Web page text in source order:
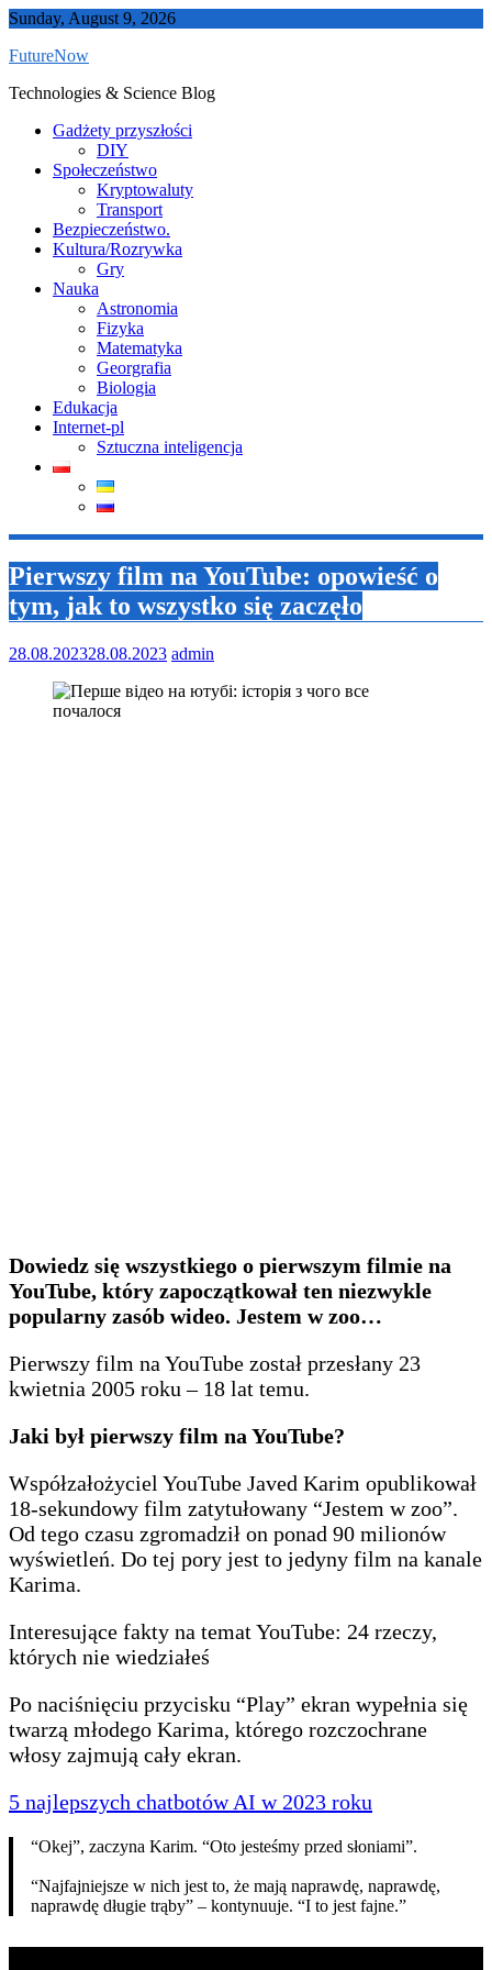
Skip
content
Sunday, August 9, 2026
FutureNow
Technologies & Science Blog
Gadżety przyszłości
DIY
Społeczeństwo
Kryptowaluty
Transport
Bezpieczeństwo.
Kultura/Rozrywka
Gry
Nauka
Astronomia
Fizyka
Matematyka
Georgrafia
Biologia
Edukacja
Internet-pl
Sztuczna inteligencja
Pierwszy film na YouTube: opowieść o
tym, jak to wszystko się zaczęło
28.08.202328.08.2023 admin
Dowiedz się wszystkiego o pierwszym filmie na
YouTube, który zapoczątkował ten niezwykle
popularny zasób wideo. Jestem w zoo…
Pierwszy film na YouTube został przesłany 23
kwietnia 2005 roku – 18 lat temu.
Jaki był pierwszy film na YouTube?
Współzałożyciel YouTube Javed Karim opublikował
18-sekundowy film zatytułowany “Jestem w zoo”.
Od tego czasu zgromadził on ponad 90 milionów
wyświetleń. Do tej pory jest to jedyny film na kanale
Karima.
Interesujące fakty na temat YouTube: 24 rzeczy,
których nie wiedziałeś
Po naciśnięciu przycisku “Play” ekran wypełnia się
twarzą młodego Karima, którego rozczochrane
włosy zajmują cały ekran.
5 najlepszych chatbotów AI w 2023 roku
“Okej”, zaczyna Karim. “Oto jesteśmy przed słoniami”.
“Najfajniejsze w nich jest to, że mają naprawdę, naprawdę,
naprawdę długie trąby” – kontynuuje. “I to jest fajne.”